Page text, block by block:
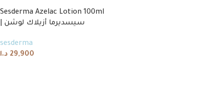
Sesderma Azelac Lotion 100ml
| سيسديرما أزيلاك لوشن
sesderma
29,900 د.ا